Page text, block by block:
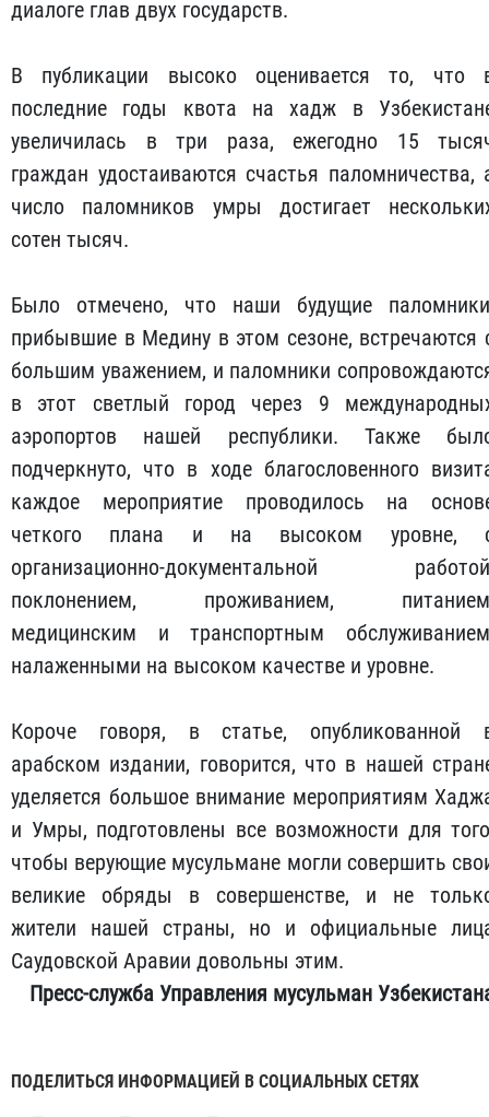
диалоге глав двух государств.
В публикации высоко оценивается то, что
последние годы квота на хадж в
увеличилась в три раза, ежегодно 15
граждан удостаиваются счастья паломничества,
число паломников умры достигает
сотен тысяч.
Было отмечено, что наши будущие
прибывшие в Медину в этом сезоне, встречаются
большим уважением, и паломники
в этот светлый город через 9
аэропортов нашей республики. Также
подчеркнуто, что в ходе благословенного
каждое мероприятие проводилось на
четкого плана и на высоком уровне,
организационно-документальной
поклонением, проживанием,
медицинским и транспортным
налаженными на высоком качестве и уровне.
Короче говоря, в статье, опубликованной
арабском издании, говорится, что в нашей
уделяется большое внимание мероприятиям
и Умры, подготовлены все возможности для
чтобы верующие мусульмане могли совершить
великие обряды в совершенстве, и не
жители нашей страны, но и официальные
Саудовской Аравии довольны этим.
Пресс-служба Управления мусульман
ПОДЕЛИТЬСЯ ИНФОРМАЦИЕЙ В СОЦИАЛЬНЫХ СЕТЯХ